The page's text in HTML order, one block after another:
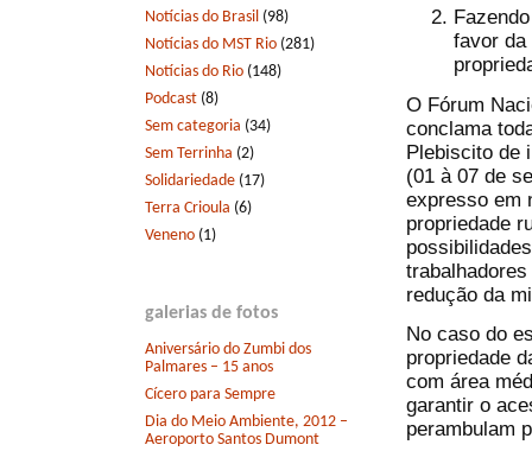
Notícias do Brasil (98)
Notícias do MST Rio (281)
Notícias do Rio (148)
Podcast (8)
Sem categoria (34)
Sem Terrinha (2)
Solidariedade (17)
Terra Crioula (6)
Veneno (1)
galerias de fotos
Aniversário do Zumbi dos
Palmares – 15 anos
Cícero para Sempre
Dia do Meio Ambiente, 2012 –
Aeroporto Santos Dumont
favor da
O Fórum
conclama
Plebiscito de
(01 à 07 de
expresso em
propriedade
redução da
No caso do
propriedade
com área
garantir o
perambulam